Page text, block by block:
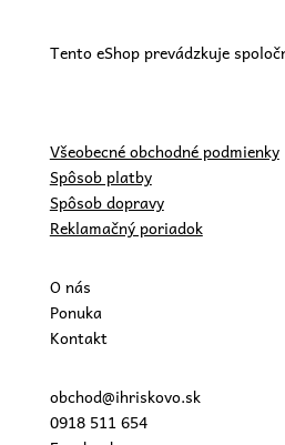
Tento eShop prevádzkuje
Všeobecné obchodné podmienky
Spôsob platby
Spôsob dopravy
Reklamačný poriadok
O nás
Ponuka
Kontakt
obchod@ihriskovo.sk
0918 511 654